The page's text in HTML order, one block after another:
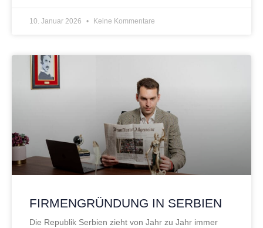
10. Januar 2026 Keine Kommentare
FIRMENGRÜNDUNG IN SERBIEN
Die Republik Serbien zieht von Jahr zu Jahr immer